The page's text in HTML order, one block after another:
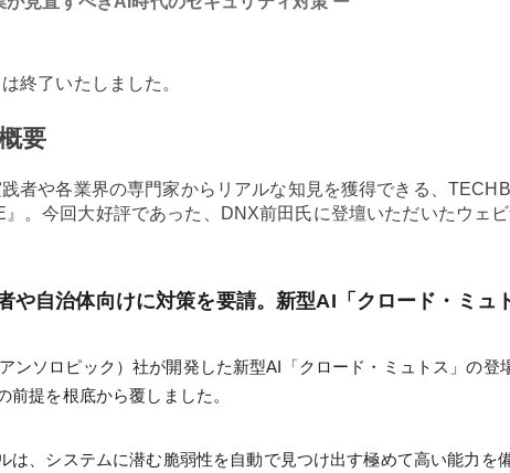
終了いたしました。
要
者や各業界の専門家からリアルな知見を獲得できる、
』。今回大好評であった、DNX前田氏に登壇いただいたウェ
や自治体向けに対策を要請。新型AI「クロード・ミュ
ンソロピック）社が開発した新型AI「クロード・ミュトス」の登
前提を根底から覆しました。
は、システムに潜む脆弱性を自動で見つけ出す極めて高い能力を